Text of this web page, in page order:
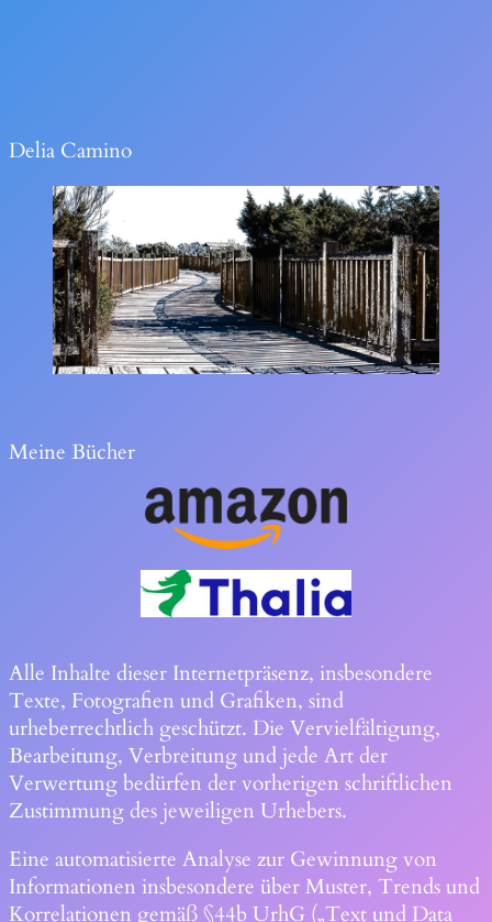
Delia Camino
Meine Bücher
Alle Inhalte dieser Internetpräsenz, insbesondere
Texte, Fotografien und Grafiken, sind
urheberrechtlich geschützt. Die Vervielfältigung,
Bearbeitung, Verbreitung und jede Art der
Verwertung bedürfen der vorherigen schriftlichen
Zustimmung des jeweiligen Urhebers.
Eine automatisierte Analyse zur Gewinnung von
Informationen insbesondere über Muster, Trends und
Korrelationen gemäß §44b UrhG („Text und Data